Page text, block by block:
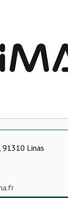
91310 Linas